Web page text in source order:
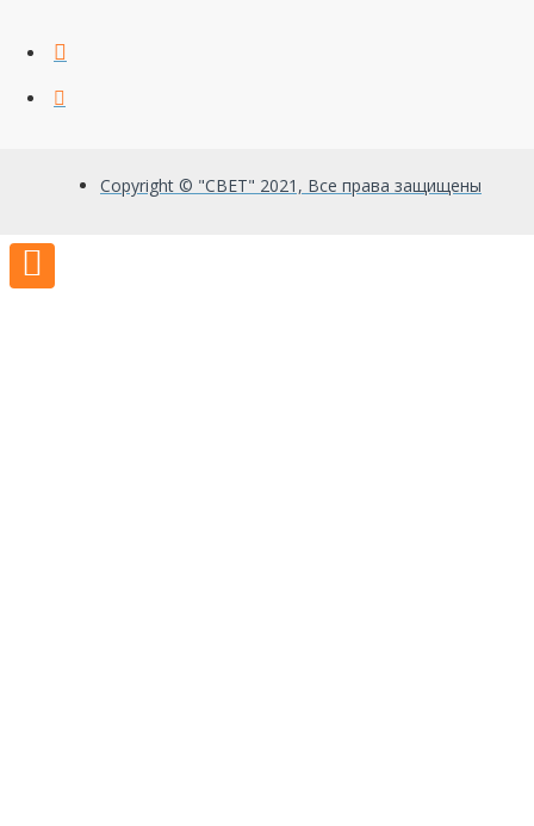
Copyright © "СВЕТ" 2021, Все права защищены